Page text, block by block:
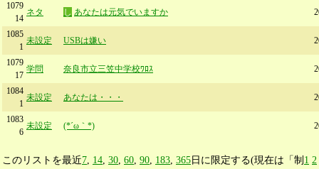
1079
14
ネタ し あなたは元気でいますか
1085
1
未設定 USBは嫌い
1079
17
学問 奈良市立三笠中学校ﾜﾛｽ
1084
1
未設定 あなたは・・・
1083
6
未設定 (*´ω｀*)
このリストを最近7 14 30 60 90 183 365日に限定する(現在は「制 1 2